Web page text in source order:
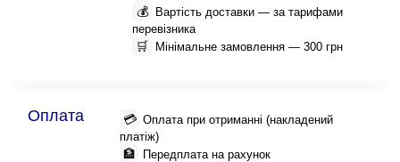
💰
Вартість доставки — за тарифами
перевізника
🛒 Мінімальне замовлення — 300 грн
Оплата 💳 Оплата при отриманні (накладений
платіж)
🏦 Передплата на рахунок